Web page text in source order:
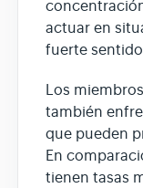
actuar en
fuerte
Los
también
que pueden
En
tienen tasas